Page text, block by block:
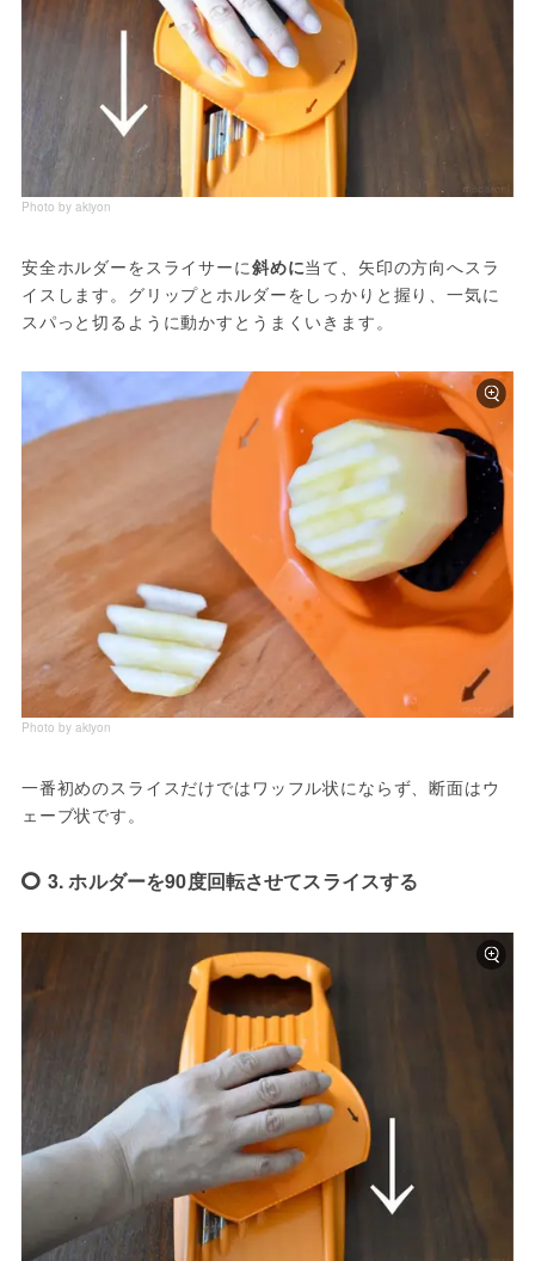
Photo by akiyon
安全ホルダーをスライサーに斜めに当て、矢印の方向へスラ
イスします。グリップとホルダーをしっかりと握り、一気に
スパっと切るように動かすとうまくいきます。
Photo by akiyon
一番初めのスライスだけではワッフル状にならず、断面はウ
ェーブ状です。
3. ホルダーを90度回転させてスライスする